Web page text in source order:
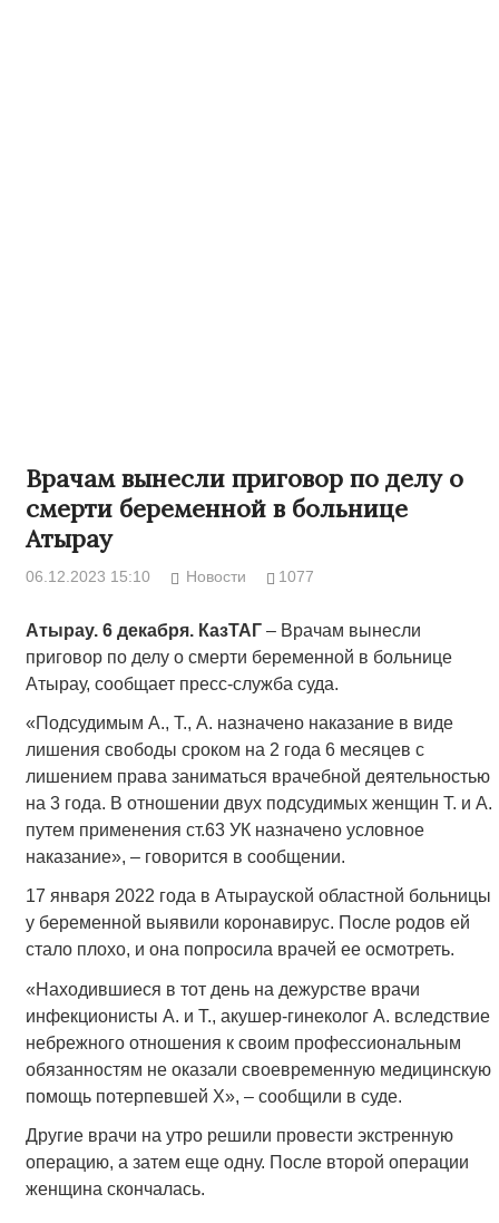
Врачам вынесли приговор по делу о
смерти беременной в больнице
Атырау
06.12.2023 15:10 Новости 1077
Атырау. 6 декабря. КазТАГ– Врачам вынесли
приговор по делу о смерти беременной в больнице
Атырау, сообщает пресс-служба суда.
«Подсудимым А., Т., А. назначено наказание в виде
лишения свободы сроком на 2 года 6 месяцев с
лишением права заниматься врачебной деятельностью
на 3 года. В отношении двух подсудимых женщин Т. и А.
путем применения ст.63 УК назначено условное
наказание», – говорится в сообщении.
17 января 2022 года в Атырауской областной больницы
у беременной выявили коронавирус. После родов ей
стало плохо, и она попросила врачей ее осмотреть.
«Находившиеся в тот день на дежурстве врачи
инфекционисты А. и Т., акушер-гинеколог А. вследствие
небрежного отношения к своим профессиональным
обязанностям не оказали своевременную медицинскую
помощь потерпевшей Х», – сообщили в суде.
Другие врачи на утро решили провести экстренную
операцию, а затем еще одну. После второй операции
женщина скончалась.